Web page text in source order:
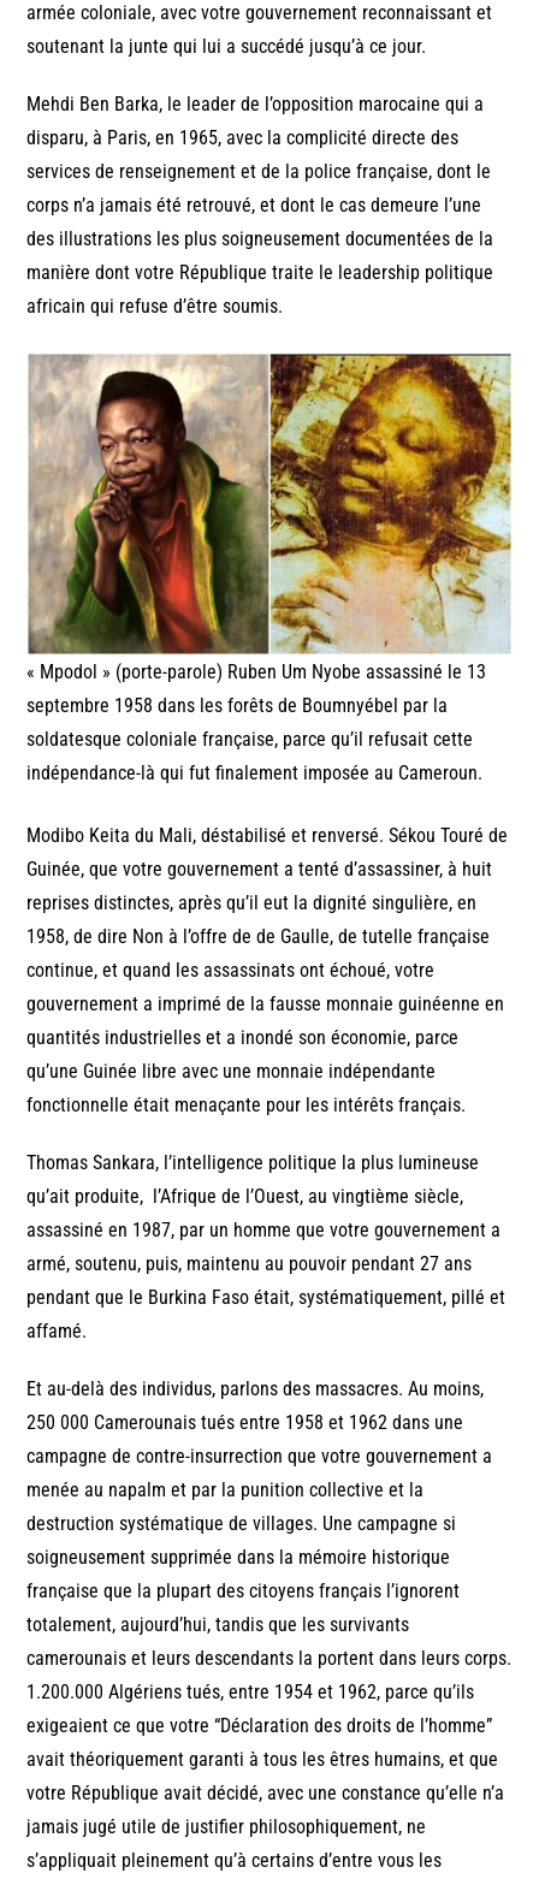
armée coloniale, avec votre gouvernement reconnaissant et
soutenant la junte qui lui a succédé jusqu’à ce jour.
Mehdi Ben Barka, le leader de l’opposition marocaine qui a
disparu, à Paris, en 1965, avec la complicité directe des
services de renseignement et de la police française, dont le
corps n’a jamais été retrouvé, et dont le cas demeure l’une
des illustrations les plus soigneusement documentées de la
manière dont votre République traite le leadership politique
africain qui refuse d’être soumis.
« Mpodol » (porte-parole) Ruben Um Nyobe assassiné le 13
septembre 1958 dans les forêts de Boumnyébel par la
soldatesque coloniale française, parce qu’il refusait cette
indépendance-là qui fut finalement imposée au Cameroun.
Modibo Keita du Mali, déstabilisé et renversé. Sékou Touré de
Guinée, que votre gouvernement a tenté d’assassiner, à huit
reprises distinctes, après qu’il eut la dignité singulière, en
1958, de dire Non à l’offre de de Gaulle, de tutelle française
continue, et quand les assassinats ont échoué, votre
gouvernement a imprimé de la fausse monnaie guinéenne en
quantités industrielles et a inondé son économie, parce
qu’une Guinée libre avec une monnaie indépendante
fonctionnelle était menaçante pour les intérêts français.
Thomas Sankara, l’intelligence politique la plus lumineuse
qu’ait produite, l’Afrique de l’Ouest, au vingtième siècle,
assassiné en 1987, par un homme que votre gouvernement a
armé, soutenu, puis, maintenu au pouvoir pendant 27 ans
pendant que le Burkina Faso était, systématiquement, pillé et
affamé.
Et au-delà des individus, parlons des massacres. Au moins,
250 000 Camerounais tués entre 1958 et 1962 dans une
campagne de contre-insurrection que votre gouvernement a
menée au napalm et par la punition collective et la
destruction systématique de villages. Une campagne si
soigneusement supprimée dans la mémoire historique
française que la plupart des citoyens français l’ignorent
totalement, aujourd’hui, tandis que les survivants
camerounais et leurs descendants la portent dans leurs corps.
1.200.000 Algériens tués, entre 1954 et 1962, parce qu’ils
exigeaient ce que votre “Déclaration des droits de l’homme”
avait théoriquement garanti à tous les êtres humains, et que
votre République avait décidé, avec une constance qu’elle n’a
jamais jugé utile de justifier philosophiquement, ne
s’appliquait pleinement qu’à certains d’entre vous les